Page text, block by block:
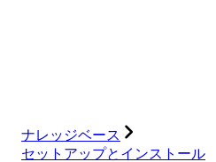
ナレッジベース
セットアップとインストール